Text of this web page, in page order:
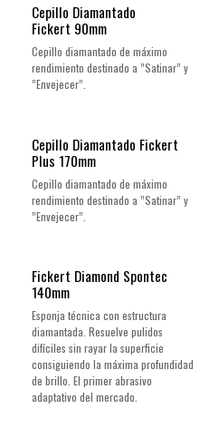
Cepillo Diamantado
Fickert 90mm
Cepillo diamantado de máximo
rendimiento destinado a ”Satinar” y
”Envejecer”.
Cepillo Diamantado Fickert
Plus 170mm
Cepillo diamantado de máximo
rendimiento destinado a ”Satinar” y
”Envejecer”.
Fickert Diamond Spontec
140mm
Esponja técnica con estructura
diamantada. Resuelve pulidos
difíciles sin rayar la superficie
consiguiendo la máxima profundidad
de brillo. El primer abrasivo
adaptativo del mercado.